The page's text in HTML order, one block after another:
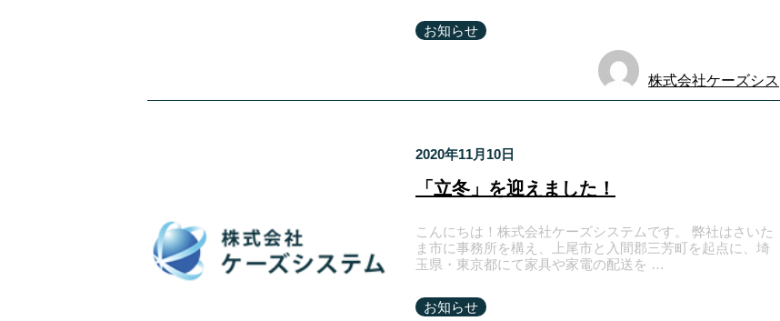
株式会社ケーズシス
テム
お知らせ
2020年11月10日
「立冬」を迎えました！
こんにちは！株式会社ケーズシステムです。 弊社はさいた
ま市に事務所を構え、上尾市と入間郡三芳町を起点に、埼
玉県・東京都にて家具や家電の配送を …
お知らせ